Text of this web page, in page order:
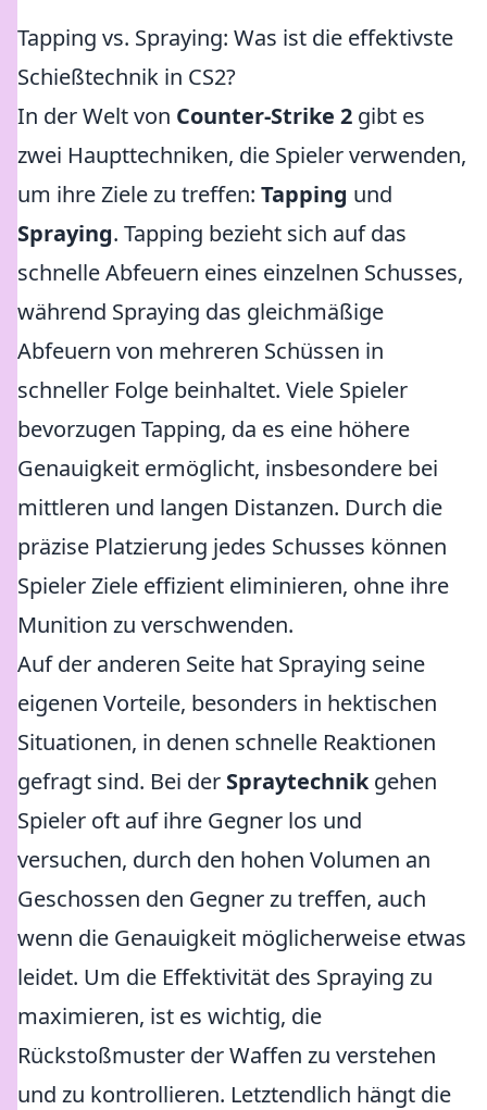
Tapping vs. Spraying: Was ist die effektivste
Schießtechnik in CS2?
In der Welt von Counter-Strike 2 gibt es
zwei Haupttechniken, die Spieler verwenden,
um ihre Ziele zu treffen: Tapping und
Spraying. Tapping bezieht sich auf das
schnelle Abfeuern eines einzelnen Schusses,
während Spraying das gleichmäßige
Abfeuern von mehreren Schüssen in
schneller Folge beinhaltet. Viele Spieler
bevorzugen Tapping, da es eine höhere
Genauigkeit ermöglicht, insbesondere bei
mittleren und langen Distanzen. Durch die
präzise Platzierung jedes Schusses können
Spieler Ziele effizient eliminieren, ohne ihre
Munition zu verschwenden.
Auf der anderen Seite hat Spraying seine
eigenen Vorteile, besonders in hektischen
Situationen, in denen schnelle Reaktionen
gefragt sind. Bei der Spraytechnikgehen
Spieler oft auf ihre Gegner los und
versuchen, durch den hohen Volumen an
Geschossen den Gegner zu treffen, auch
wenn die Genauigkeit möglicherweise etwas
leidet. Um die Effektivität des Spraying zu
maximieren, ist es wichtig, die
Rückstoßmuster der Waffen zu verstehen
und zu kontrollieren. Letztendlich hängt die